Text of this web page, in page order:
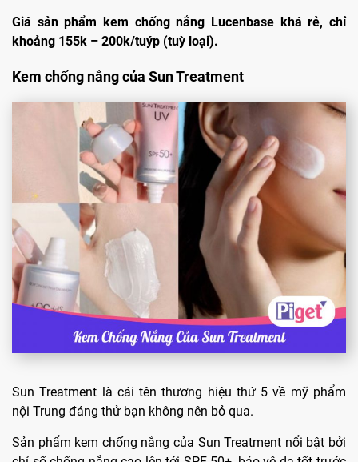
Giá sản phẩm kem chống nắng Lucenbase khá rẻ, chỉ
khoảng 155k – 200k/tuýp (tuỳ loại).
Kem chống nắng của Sun Treatment
Sun Treatment là cái tên thương hiệu thứ 5 về mỹ phẩm
nội Trung đáng thử bạn không nên bỏ qua.
Sản phẩm kem chống nắng của Sun Treatment nổi bật bởi